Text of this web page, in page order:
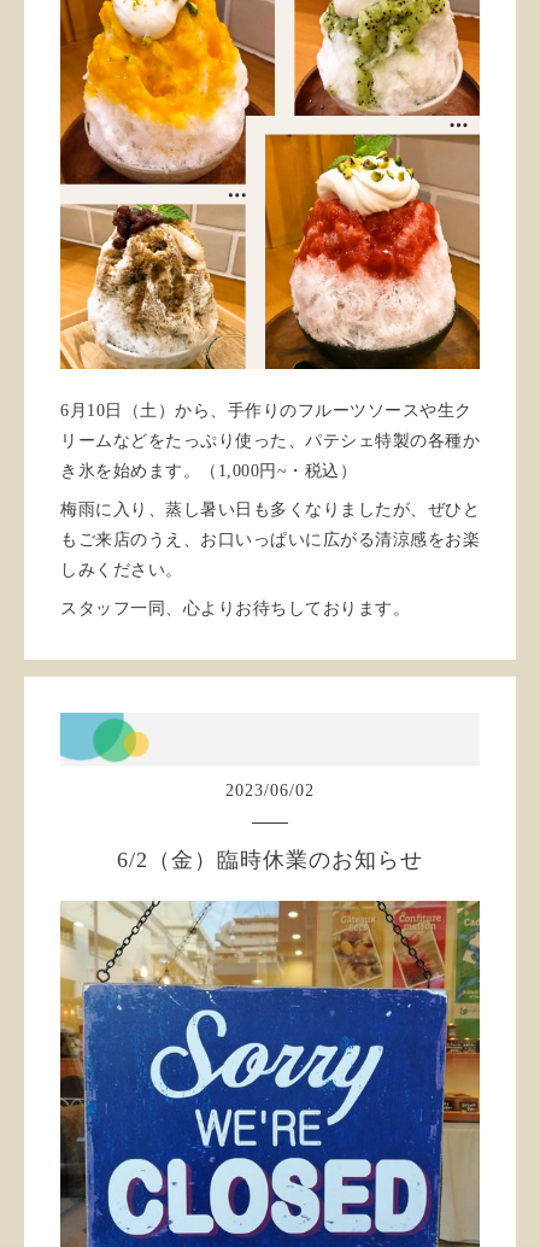
6月10日（土）から、手作りのフルーツソースや生ク
リームなどをたっぷり使った、パテシェ特製の各種か
き氷を始めます。（1,000円~・税込）
梅雨に入り、蒸し暑い日も多くなりましたが、ぜひと
もご来店のうえ、お口いっぱいに広がる清涼感をお楽
しみください。
スタッフ一同、心よりお待ちしております。
2023/06/02
6/2（金）臨時休業のお知らせ